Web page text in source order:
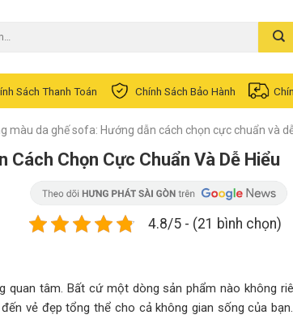
Sách Thanh Toán Chính Sách Bảo Hành
màu da ghế sofa: Hướng dẫn cách chọn cực chuẩn và
Cách Chọn Cực Chuẩn Và Dễ Hiểu
4.8/5 - (21 bình chọn)
tâm. Bất cứ một dòng sản phẩm nào không
vẻ đẹp tổng thể cho cả không gian sống của